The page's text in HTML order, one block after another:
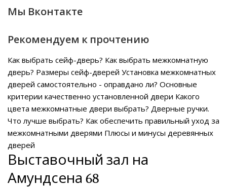
Мы Вконтакте
Рекомендуем к прочтению
Как выбрать сейф-дверь? Как выбрать межкомнатную
дверь? Размеры сейф-дверей Установка межкомнатных
дверей самостоятельно - оправдано ли? Основные
критерии качественно установленной двери Какого
цвета межкомнатные двери выбрать? Дверные ручки.
Что лучше выбрать? Как обеспечить правильный уход за
межкомнатными дверями Плюсы и минусы деревянных
дверей
Выставочный зал на
Амундсена 68